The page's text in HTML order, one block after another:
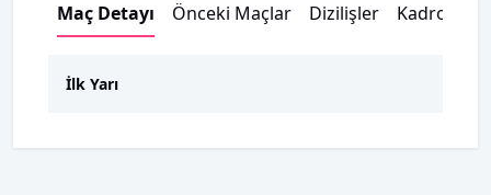
Maç Detayı Önceki Maçlar Dizilişler Kadrolar
İlk Yarı